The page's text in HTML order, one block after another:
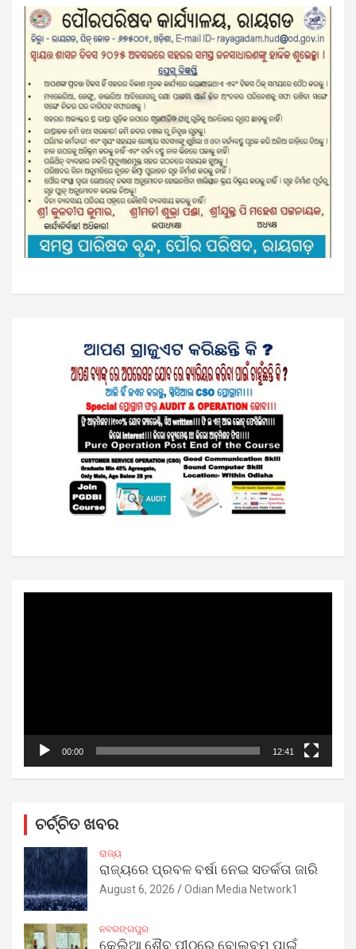
00:00 12:41
ଚର୍ଚ୍ଚିତ ଖବର
ରାଜ୍ୟ
ରାଜ୍ୟରେ ପ୍ରବଳ ବର୍ଷା ନେଇ ସତର୍କତା ଜାରି
August 6, 2026 Odian Media Network1
ନବରଙ୍ଗପୁର
କେଲିଆ ଶୈବ ପୀଠରେ ବୋଲବମ ପାଇଁ